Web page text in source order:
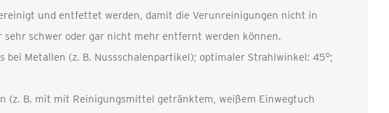
und entfettet werden, damit die Verunreinigungen nicht in
schwer oder gar nicht mehr entfernt werden können.
Metallen (z. B. Nussschalenpartikel); optimaler Strahlwinkel: 45°;
(z. B. mit mit Reinigungsmittel getränktem, weißem Einwegtuch